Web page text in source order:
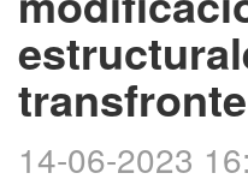
14-06-2023